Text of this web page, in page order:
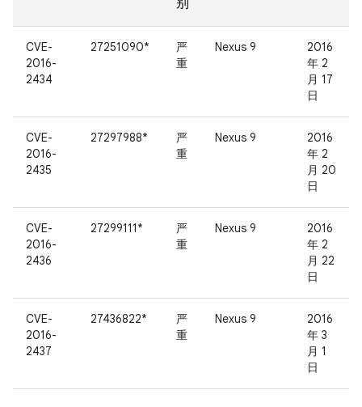
别
CVE-
2016-
2434
27251090*
严
重
Nexus 9
2016
年 2
月 17
日
CVE-
2016-
2435
27297988*
严
重
Nexus 9
2016
年 2
月 20
日
CVE-
2016-
2436
27299111*
严
重
Nexus 9
2016
年 2
月 22
日
CVE-
2016-
2437
27436822*
严
重
Nexus 9
2016
年 3
月 1
日